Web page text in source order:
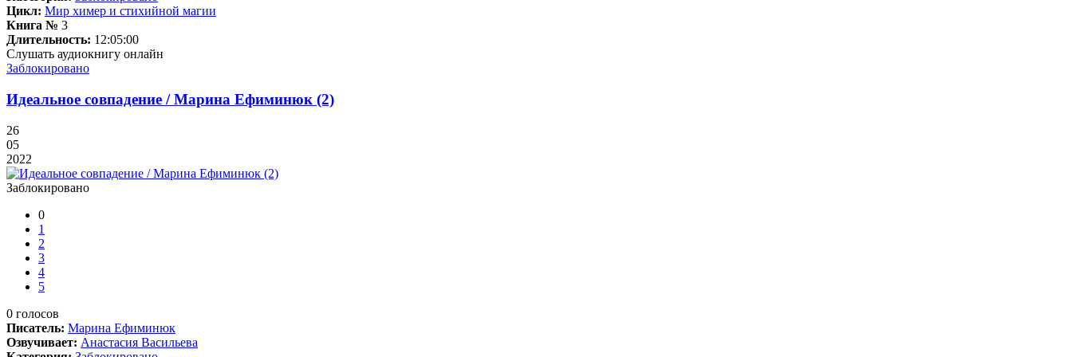
Цикл: Мир химер и стихийной магии
Книга № 3
Длительность: 12:05:00
Слушать аудиокнигу онлайн
Заблокировано
Идеальное совпадение / Марина Ефиминюк (2)
26
05
2022
Заблокировано
0
1
2
3
4
5
0 голосов
Писатель: Марина Ефиминюк
Озвучивает: Анастасия Васильева